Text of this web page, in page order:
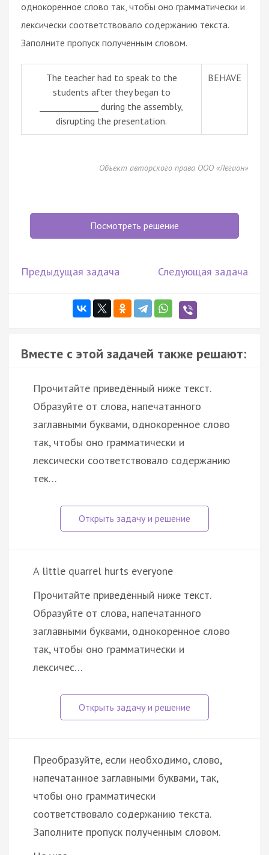
однокоренное слово так, чтобы оно грамматически и
лексически соответствовало содержанию текста.
Заполните пропуск полученным словом.
The teacher had to speak to the
students after they began to
______________ during the assembly,
disrupting the presentation.
BEHAVE
Объект авторского права ООО «Легион»
Посмотреть решение
Предыдущая задача Следующая задача
Вместе с этой задачей также решают:
Прочитайте приведённый ниже текст.
Образуйте от слова, напечатанного
заглавными буквами, однокоренное слово
так, чтобы оно грамматически и
лексически соответствовало содержанию
тек…
A little quarrel hurts everyone
Прочитайте приведённый ниже текст.
Образуйте от слова, напечатанного
заглавными буквами, однокоренное слово
так, чтобы оно грамматически и
лексичес…
Преобразуйте, если необходимо, слово,
напечатанное заглавными буквами, так,
чтобы оно грамматически
соответствовало содержанию текста.
Заполните пропуск полученным словом.